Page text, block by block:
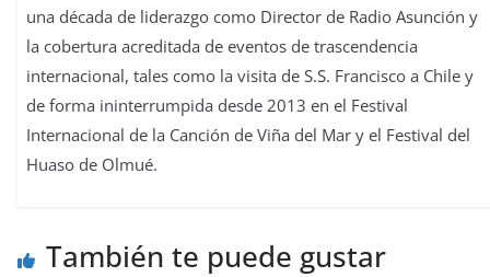
una década de liderazgo como Director de Radio Asunción y
la cobertura acreditada de eventos de trascendencia
internacional, tales como la visita de S.S. Francisco a Chile y
de forma ininterrumpida desde 2013 en el Festival
Internacional de la Canción de Viña del Mar y el Festival del
Huaso de Olmué.
También te puede gustar